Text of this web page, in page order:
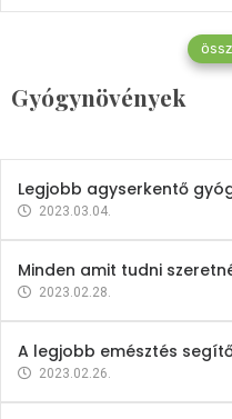
Gyógynövények
Gyógynövények
Mindent a
2023.12.21.
Legjobb agyserkentő
2023.03.04.
Minden amit tudni
2023.02.28.
A legjobb emésztés
2023.02.26.